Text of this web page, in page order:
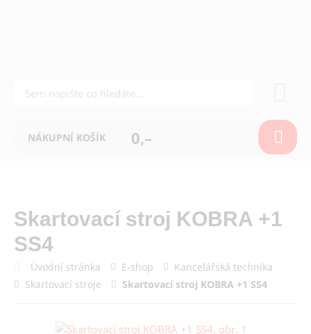
NÁKUPNÍ KOŠÍK 0,–
Skartovací stroj KOBRA +1
SS4
Úvodní stránka E-shop
Kancelářská technika
Skartovací stroje
Skartovací stroj KOBRA +1 SS4